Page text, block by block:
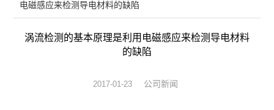
涡流探伤设备
涡流探伤机
电磁感应来检测导电材料的缺陷
涡流检测的基本原理是利用电磁感应来检测导电材料
的缺陷
2017-01-23 公司新闻